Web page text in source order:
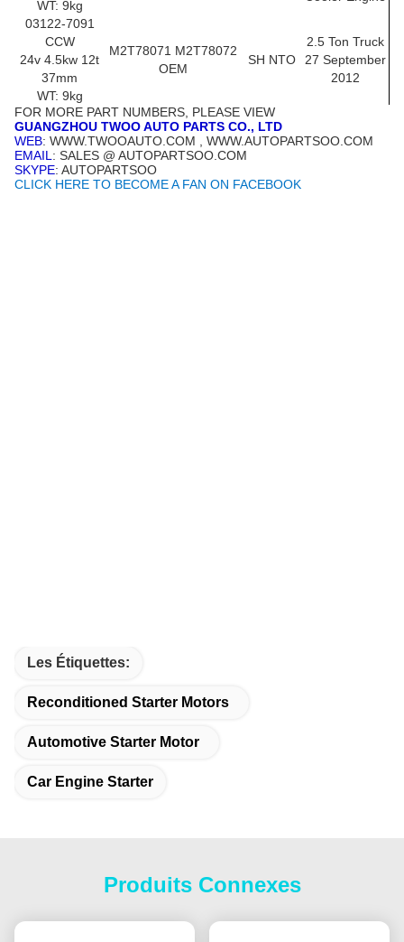
WT: 9kg
03122-7091
CCW
24v 4.5kw 12t
37mm
WT: 9kg
M2T78071 M2T78072
OEM
SH NTO
2.5 Ton Truck
27 September
2012
FOR MORE PART NUMBERS, PLEASE VIEW
GUANGZHOU TWOO AUTO PARTS CO., LTD
WEB: WWW.TWOOAUTO.COM , WWW.AUTOPARTSOO.COM
EMAIL : SALES @ AUTOPARTSOO.COM
SKYPE: AUTOPARTSOO
CLICK HERE TO BECOME A FAN ON FACEBOOK
Les Étiquettes:
Reconditioned Starter Motors
Automotive Starter Motor
Car Engine Starter
Produits Connexes